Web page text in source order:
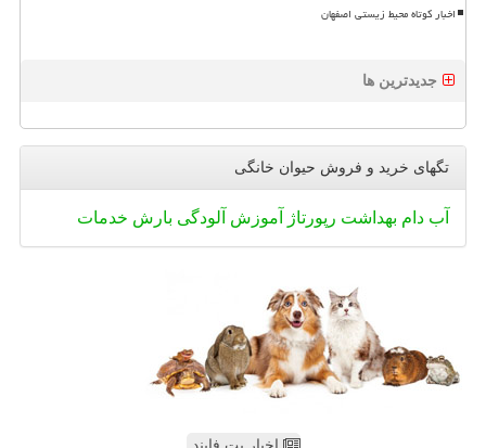
اخبار کوتاه محیط زیستی اصفهان
جدیدترین ها
تگهای خرید و فروش حیوان خانگی
آب دام بهداشت رپورتاژ آموزش آلودگی بارش خدمات